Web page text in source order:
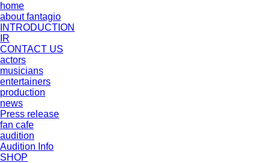
home
about fantagio
INTRODUCTION
IR
CONTACT US
actors
musicians
entertainers
production
news
Press release
fan cafe
audition
Audition Info
SHOP